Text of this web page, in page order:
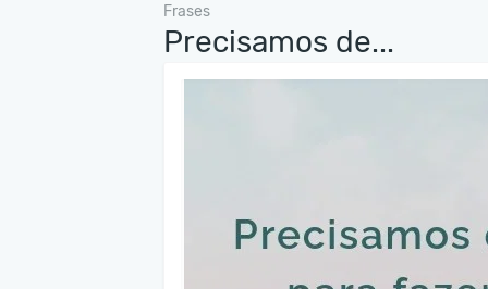
Frases
Precisamos de...